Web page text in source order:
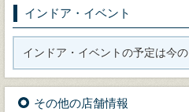
インドア・イベント
インドア・イベントの予定は今の
その他の店舗情報